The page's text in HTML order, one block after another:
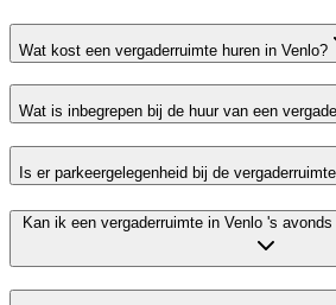
Wat kost een vergaderruimte huren in Venlo?
Wat is inbegrepen bij de huur van een
Is er parkeergelegenheid bij de
Kan ik een vergaderruimte in Venlo 's